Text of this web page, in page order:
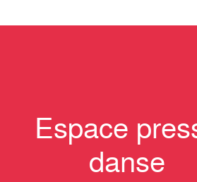
Espace
danse